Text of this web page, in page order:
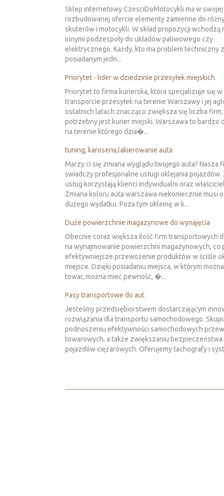
Sklep internetowy CzesciDoMotocykli ma w swojej
rozbudowanej ofercie elementy zamienne do
skuterów i motocykli. W skład propozycji wchodzą
innymi podzespoły do układów paliwowego czy
elektrycznego. Każdy, kto ma problem techniczny z
posiadanym jedn...
Priorytet - lider w dziedzinie przesyłek miejskich
Priorytet to firma kurierska, która specjalizuje się
transporcie przesyłek na terenie Warszawy i jej
ostatnich latach znacząco zwiększa się liczba
potrzebny jest kurier miejski. Warszawa to bardzo
na terenie którego dzia�...
tuning, karoseria,lakierowanie auta
Marzy ci się zmiana wyglądu twojego auta? Nasza
świadczy profesjonalne usługi oklejania pojazdów.
usług korzystają klienci indywidualni oraz
Zmiana koloru auta warszawa niekoniecznie musi
dużego wydatku. Poza tym okleinę w k...
Duże powierzchnie magazynowe do wynajęcia
Obecnie coraz większa ilość firm transportowych
na wynajmowanie powierzchni magazynowych, co
efektywniejsze przewożenie produktów w ściśle
miejsce. Dzięki posiadaniu miejsca, w którym
towar, można mieć pewność, �...
Pasy transportowe do aut
Jesteśmy przedsiębiorstwem dostarczającym
rozwiązania dla transportu samochodowego.
podnoszeniu efektywności samochodowych
towarowych, a także zwiększaniu bezpieczeństwa
pojazdów ciężarowych. Oferujemy tachografy i